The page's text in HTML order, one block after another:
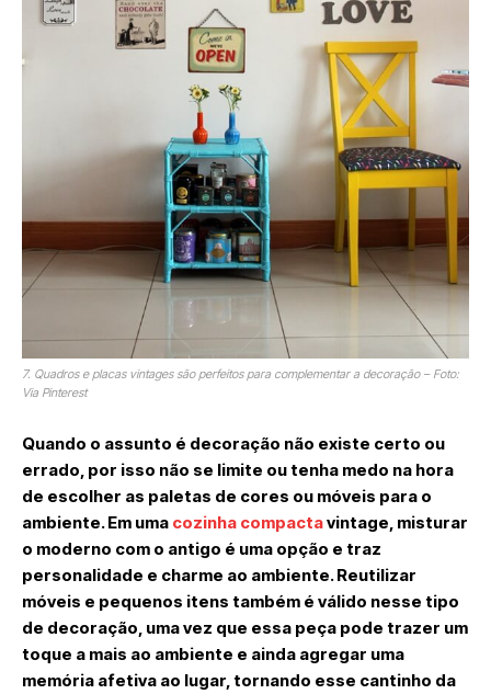
7. Quadros e placas vintages são perfeitos para complementar a decoração – Foto:
Via Pinterest
Quando o assunto é decoração não existe certo ou
errado, por isso não se limite ou tenha medo na hora
de escolher as paletas de cores ou móveis para o
ambiente. Em uma cozinha compactavintage, misturar
o moderno com o antigo é uma opção e traz
personalidade e charme ao ambiente. Reutilizar
móveis e pequenos itens também é válido nesse tipo
de decoração, uma vez que essa peça pode trazer um
toque a mais ao ambiente e ainda agregar uma
memória afetiva ao lugar, tornando esse cantinho da